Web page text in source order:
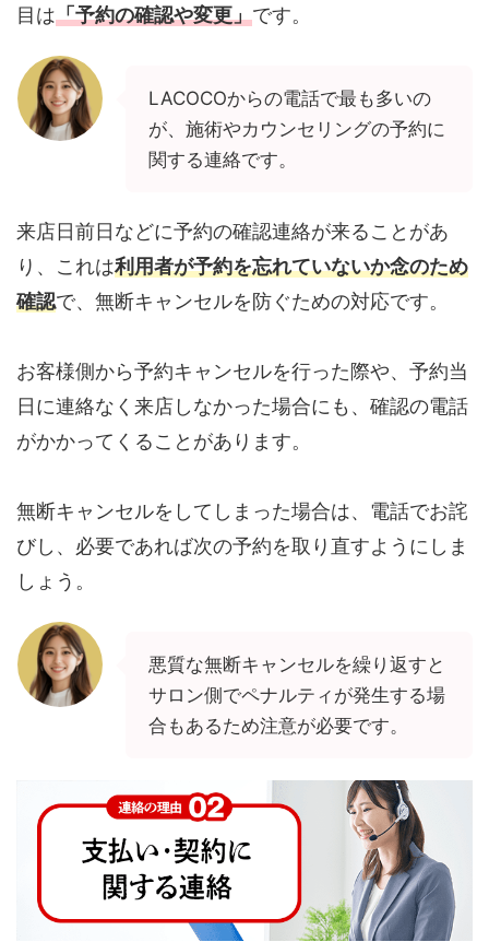
目は「予約の確認や変更」です。
LACOCOからの電話で最も多いの
が、施術やカウンセリングの予約に
関する連絡です。
来店日前日などに予約の確認連絡が来ることがあ
り、これは利用者が予約を忘れていないか念のため
確認で、無断キャンセルを防ぐための対応です。
お客様側から予約キャンセルを行った際や、予約当
日に連絡なく来店しなかった場合にも、確認の電話
がかかってくることがあります。
無断キャンセルをしてしまった場合は、電話でお詫
びし、必要であれば次の予約を取り直すようにしま
しょう。
悪質な無断キャンセルを繰り返すと
サロン側でペナルティが発生する場
合もあるため注意が必要です。